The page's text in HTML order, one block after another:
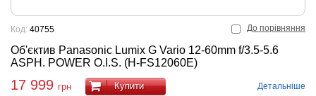
До порівняння
Об'єктив Panasonic Lumix G Vario 12-60mm f/3.5-5.6
ASPH. POWER O.I.S. (H-FS12060E)
Код: 40755
17 999 грн Купити Детальніше